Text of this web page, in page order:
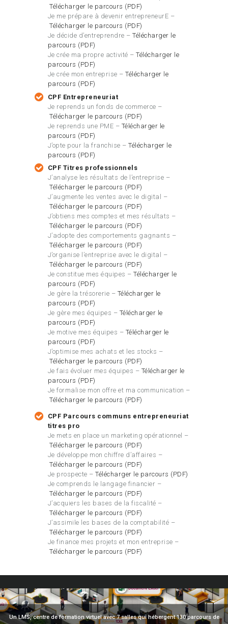
Télécharger le parcours (PDF)
Je me prépare à devenir entrepreneurE –
Télécharger le parcours (PDF)
Je décide d’entreprendre – Télécharger le
parcours (PDF)
Je crée ma propre activité – Télécharger le
parcours (PDF)
Je crée mon entreprise – Télécharger le
parcours (PDF)
CPF Entrepreneuriat
Je reprends un fonds de commerce –
Télécharger le parcours (PDF)
Je reprends une PME – Télécharger le
parcours (PDF)
J’opte pour la franchise – Télécharger le
parcours (PDF)
CPF Titres professionnels
J’analyse les résultats de l’entreprise –
Télécharger le parcours (PDF)
J’augmente les ventes avec le digital –
Télécharger le parcours (PDF)
J’obtiens mes comptes et mes résultats –
Télécharger le parcours (PDF)
J’adopte des comportements gagnants –
Télécharger le parcours (PDF)
J’organise l’entreprise avec le digital –
Télécharger le parcours (PDF)
Je constitue mes équipes – Télécharger le
parcours (PDF)
Je gère la trésorerie – Télécharger le
parcours (PDF)
Je gère mes équipes – Télécharger le
parcours (PDF)
Je motive mes équipes – Télécharger le
parcours (PDF)
J’optimise mes achats et les stocks –
Télécharger le parcours (PDF)
Je fais évoluer mes équipes – Télécharger le
parcours (PDF)
Je formalise mon offre et ma communication –
Télécharger le parcours (PDF)
CPF Parcours communs entrepreneuriat
titres pro
Je mets en place un marketing opérationnel –
Télécharger le parcours (PDF)
Je développe mon chiffre d’affaires –
Télécharger le parcours (PDF)
Je prospecte – Télécharger le parcours (PDF)
Je comprends le langage financier –
Télécharger le parcours (PDF)
J’acquiers les bases de la fiscalité –
Télécharger le parcours (PDF)
J’assimile les bases de la comptabilité –
Télécharger le parcours (PDF)
Je finance mes projets et mon entreprise –
Télécharger le parcours (PDF)
Un LMS, centre de formation virtuel avec 7 salles qui hébergent 130 parcours de